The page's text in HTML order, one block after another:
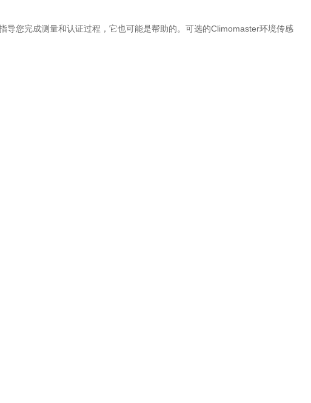
您完成测量和认证过程，它也可能是帮助的。可选的Climomaster环境传感